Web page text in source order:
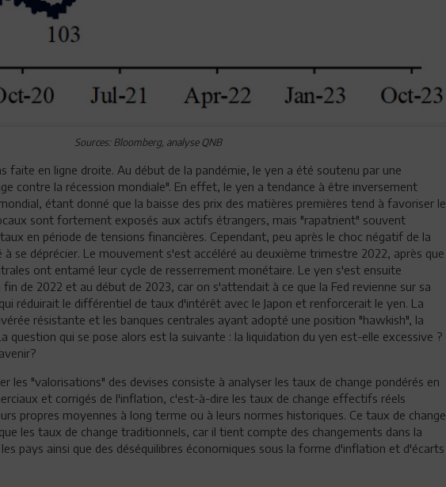
Sources: Bloomberg, analyse QNB
faite en ligne droite. Au début de la pandémie, le yen a été soutenu par une
contre la récession mondiale". En effet, le yen a tendance à être inversement
étant donné que la baisse des prix des matières premières tend à favoriser le
sont fortement exposés aux actifs étrangers, mais "rapatrient" souvent
en période de tensions financières. Cependant, peu après le choc négatif de la
à se déprécier. Le mouvement s'est accéléré au deuxième trimestre 2022, après que
ont entamé leur cycle de resserrement monétaire. Le yen s'est ensuite
de 2022 et au début de 2023, car on s'attendait à ce que la Fed revienne sur sa
réduirait le différentiel de taux d'intérêt avec le Japon et renforcerait le yen. La
résistante et les banques centrales ayant adopté une position "hawkish", la
question qui se pose alors est la suivante : la liquidation du yen est-elle excessive ?
les "valorisations" des devises consiste à analyser les taux de change pondérés en
et corrigés de l'inflation, c'est-à-dire les taux de change effectifs réels
propres moyennes à long terme ou à leurs normes historiques. Ce taux de change
les taux de change traditionnels, car il tient compte des changements dans la
pays ainsi que des déséquilibres économiques sous la forme d'inflation et d'écarts